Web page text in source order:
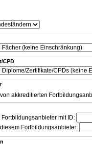
CPD
akkreditierten
mit ID:
Fortbildungsanbieter: